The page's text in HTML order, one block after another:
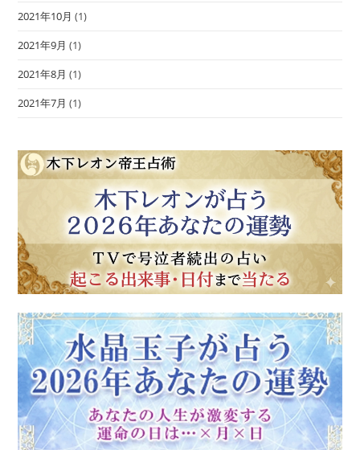
2021年10月 (1)
2021年9月 (1)
2021年8月 (1)
2021年7月 (1)